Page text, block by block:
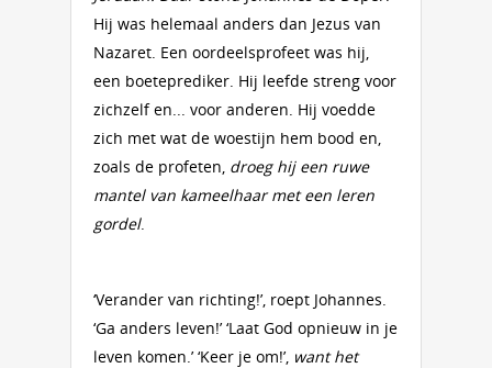
Hij was helemaal anders dan Jezus van
Nazaret. Een oordeelsprofeet was hij,
een boeteprediker. Hij leefde streng voor
zichzelf en... voor anderen. Hij voedde
zich met wat de woestijn hem bood en,
zoals de profeten, droeg hij een ruwe
mantel van kameelhaar met een leren
gordel.
‘Verander van richting!’, roept Johannes.
‘Ga anders leven!’ ‘Laat God opnieuw in je
leven komen.’ ‘Keer je om!’, want het